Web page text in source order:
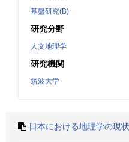
基盤研究(B)
研究分野
人文地理学
研究機関
筑波大学
日本における地理学の現